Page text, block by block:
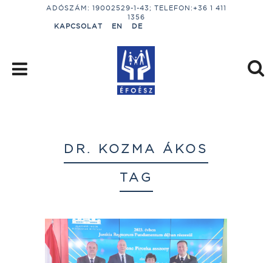
ADÓSZÁM: 19002529-1-43; TELEFON:+36 1 411
1356
KAPCSOLAT
EN DE
DR. KOZMA ÁKOS
TAG